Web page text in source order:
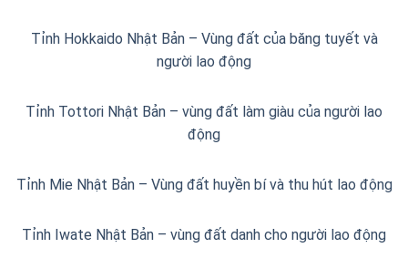
Tỉnh Hokkaido Nhật Bản – Vùng đất của băng tuyết và
người lao động
Tỉnh Tottori Nhật Bản – vùng đất làm giàu của người lao
động
Tỉnh Mie Nhật Bản – Vùng đất huyền bí và thu hút lao động
Tỉnh Iwate Nhật Bản – vùng đất danh cho người lao động